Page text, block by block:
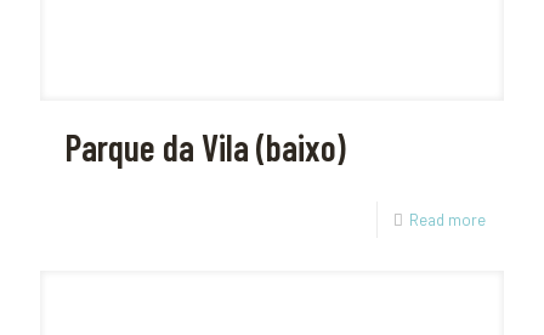
Parque da Vila (baixo)
Read more